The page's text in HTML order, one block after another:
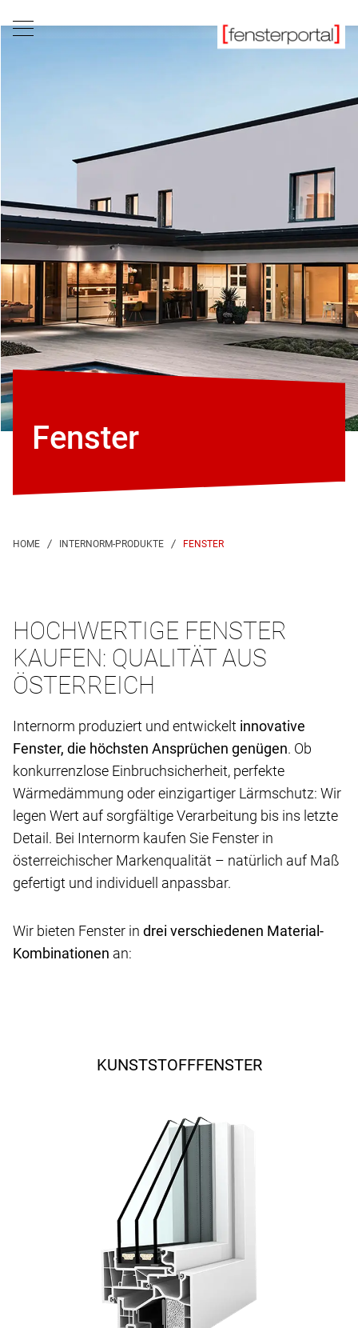
Fenster
FENSTER
HOCHWERTIGE FENSTER
KAUFEN: QUALITÄT AUS
ÖSTERREICH
Internorm produziert und entwickelt innovative
Fenster, die höchsten Ansprüchen genügen. Ob
konkurrenzlose Einbruchsicherheit, perfekte
Wärmedämmung oder einzigartiger Lärmschutz: Wir
legen Wert auf sorgfältige Verarbeitung bis ins letzte
Detail. Bei Internorm kaufen Sie Fenster in
österreichischer Markenqualität – natürlich auf Maß
gefertigt und individuell anpassbar.
Wir bieten Fenster in drei verschiedenen Material-
Kombinationen an:
KUNSTSTOFFFENSTER